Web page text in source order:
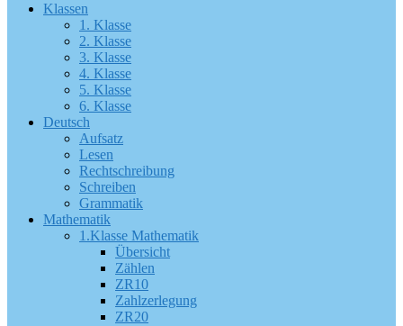
Klassen
1. Klasse
2. Klasse
3. Klasse
4. Klasse
5. Klasse
6. Klasse
Deutsch
Aufsatz
Lesen
Rechtschreibung
Schreiben
Grammatik
Mathematik
1.Klasse Mathematik
Übersicht
Zählen
ZR10
Zahlzerlegung
ZR20